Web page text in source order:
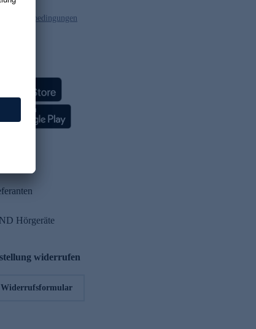
Gutscheinbedingungen
Hörgeräte
widerrufen
Widerrufsformular